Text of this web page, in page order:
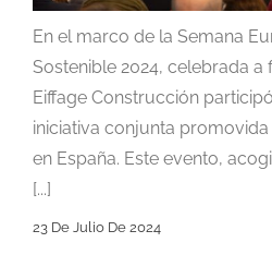
En el marco de la Semana
Sostenible 2024, celebrada a
Eiffage Construcción
iniciativa conjunta
en España. Este evento,
[...]
23 De Julio De 2024